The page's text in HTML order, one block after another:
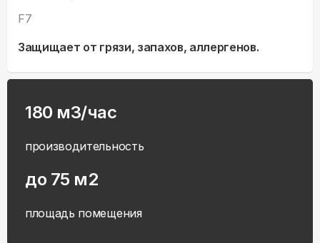
F7
Защищает от грязи, запахов, аллергенов.
180 м3/час
производительность
до 75 м2
площадь помещения